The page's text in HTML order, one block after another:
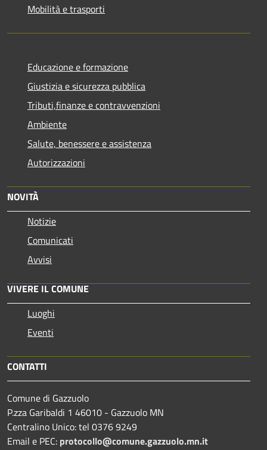
Mobilità e trasporti
Educazione e formazione
Giustizia e sicurezza pubblica
Tributi,finanze e contravvenzioni
Ambiente
Salute, benessere e assistenza
Autorizzazioni
NOVITÀ
Notizie
Comunicati
Avvisi
VIVERE IL COMUNE
Luoghi
Eventi
CONTATTI
Comune di Gazzuolo
P.zza Garibaldi 1 46010 - Gazzuolo MN
Centralino Unico: tel 0376 9249
Email e PEC: protocollo@comune.gazzuolo.mn.it